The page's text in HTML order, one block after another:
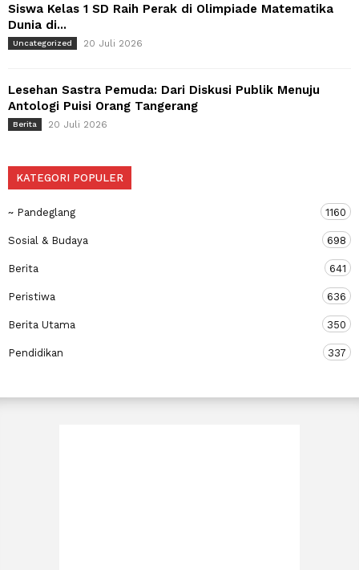
Siswa Kelas 1 SD Raih Perak di Olimpiade Matematika
Dunia di...
Uncategorized 20 Juli 2026
Lesehan Sastra Pemuda: Dari Diskusi Publik Menuju
Antologi Puisi Orang Tangerang
Berita 20 Juli 2026
KATEGORI POPULER
~ Pandeglang 1160
Sosial & Budaya 698
Berita 641
Peristiwa 636
Berita Utama 350
Pendidikan 337